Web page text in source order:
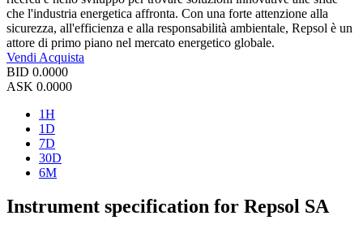
che l'industria energetica affronta. Con una forte attenzione alla
sicurezza, all'efficienza e alla responsabilità ambientale, Repsol è un
attore di primo piano nel mercato energetico globale.
Vendi Acquista
BID 0.0000
ASK 0.0000
1H
1D
7D
30D
6M
Instrument specification for Repsol SA